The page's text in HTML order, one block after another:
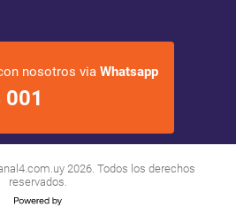
nosotros via Whatsapp
2026. Todos los derechos
reservados.